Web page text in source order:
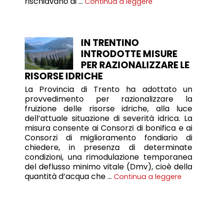
IN TRENTINO
INTRODOTTE MISURE
PER RAZIONALIZZARE LE
RISORSE IDRICHE
La Provincia di Trento ha adottato un
provvedimento per razionalizzare la
fruizione delle risorse idriche, alla luce
dell’attuale situazione di severità idrica. La
misura consente ai Consorzi di bonifica e ai
Consorzi di miglioramento fondiario di
chiedere, in presenza di determinate
condizioni, una rimodulazione temporanea
del deflusso minimo vitale (Dmv), cioè della
quantità d’acqua che … Continua a leggere